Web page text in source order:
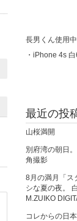
長男くん使用中
・iPhone 4s
最近の投
山桜満開
別府湾の朝日
角撮影
8月の満月「ス
シな夏の夜。
M.ZUIKO
コレからの日